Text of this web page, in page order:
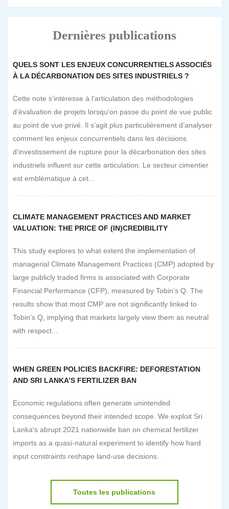
Dernières publications
QUELS SONT LES ENJEUX CONCURRENTIELS ASSOCIÉS
À LA DÉCARBONATION DES SITES INDUSTRIELS ?
Cette note s’intéresse à l’articulation des méthodologies
d’évaluation de projets lorsqu’on passe du point de vue public
au point de vue privé. Il s’agit plus particulièrement d’analyser
comment les enjeux concurrentiels dans les décisions
d’investissement de rupture pour la décarbonation des sites
industriels influent sur cette articulation. Le secteur cimentier
est emblématique à cet...
CLIMATE MANAGEMENT PRACTICES AND MARKET
VALUATION: THE PRICE OF (IN)CREDIBILITY
This study explores to what extent the implementation of
managerial Climate Management Practices (CMP) adopted by
large publicly traded firms is associated with Corporate
Financial Performance (CFP), measured by Tobin’s Q. The
results show that most CMP are not significantly linked to
Tobin’s Q, implying that markets largely view them as neutral
with respect...
WHEN GREEN POLICIES BACKFIRE: DEFORESTATION
AND SRI LANKA’S FERTILIZER BAN
Economic regulations often generate unintended
consequences beyond their intended scope. We exploit Sri
Lanka's abrupt 2021 nationwide ban on chemical fertilizer
imports as a quasi-natural experiment to identify how hard
input constraints reshape land-use decisions.
Toutes les publications